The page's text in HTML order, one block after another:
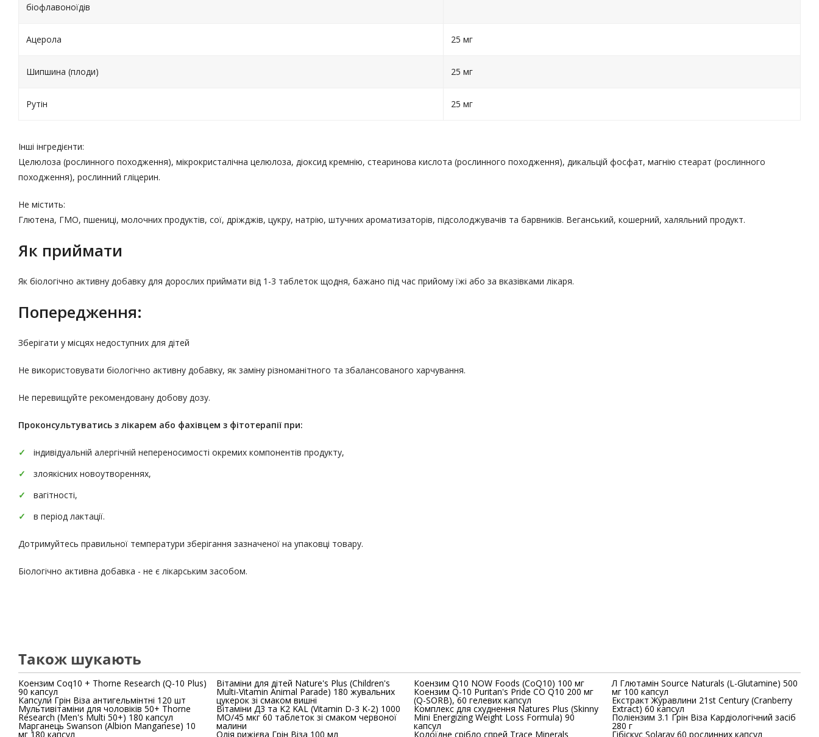
біофлавоноїдів
Ацерола 25 мг
Шипшина (плоди) 25 мг
Рутін 25 мг
Інші інгредієнти:
Целюлоза (рослинного походження), мікрокристалічна целюлоза, діоксид кремнію, стеаринова кислота (рослинного походження), дикальцій фосфат, магнію стеарат (рослинного
походження), рослинний гліцерин.
Не містить:
Глютена, ГМО, пшениці, молочних продуктів, сої, дріжджів, цукру, натрію, штучних ароматизаторів, підсолоджувачів та барвників. Веганський, кошерний, халяльний продукт.
Як приймати
Як біологічно активну добавку для дорослих приймати від 1-3 таблеток щодня, бажано під час прийому їжі або за вказівками лікаря.
Попередження:
Зберігати у місцях недоступних для дітей
Не використовувати біологічно активну добавку, як заміну різноманітного та збалансованого харчування.
Не перевищуйте рекомендовану добову дозу.
Проконсультуватись з лікарем або фахівцем з фітотерапії при:
індивідуальній алергічній непереносимості окремих компонентів продукту,
злоякісних новоутвореннях,
вагітності,
в період лактації.
Дотримуйтесь правильної температури зберігання зазначеної на упаковці товару.
Біологічно активна добавка - не є лікарським засобом.
Також шукають
Коензим Coq10 + Thorne Research (Q-10 Plus)
90 капсул
Капсули Грін Віза антигельмінтні 120 шт
Мультивітаміни для чоловіків 50+ Thorne
Research (Men's Multi 50+) 180 капсул
Марганець Swanson (Albion Manganese) 10
мг 180 капсул
Вітаміни для дітей Nature's Plus (Children's
Multi-Vitamin Animal Parade) 180 жувальних
цукерок зі смаком вишні
Вітаміни Д3 та K2 KAL (Vitamin D-3 K-2) 1000
МО/45 мкг 60 таблеток зі смаком червоної
малини
Олія рижієва Грін Віза 100 мл
Коензим Q10 NOW Foods (CoQ10) 100 мг
Коензим Q-10 Puritan's Pride CO Q10 200 мг
(Q-SORB), 60 гелевих капсул
Комплекс для схуднення Natures Plus (Skinny
Mini Energizing Weight Loss Formula) 90
капсул
Колоїдне срібло спрей Trace Minerals
Л Глютамін Source Naturals (L-Glutamine) 500
мг 100 капсул
Екстракт Журавлини 21st Century (Cranberry
Extract) 60 капсул
Поліензим 3.1 Грін Віза Кардіологічний засіб
280 г
Гібіскус Solaray 60 рослинних капсул